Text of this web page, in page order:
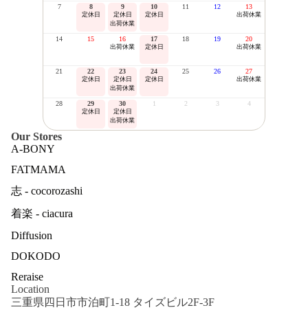
7 8
定休日
9
定休日
出荷休業
10
定休日
11 12 13
出荷休業
14 15 16
出荷休業
17
定休日
18 19 20
出荷休業
21 22
定休日
23
定休日
出荷休業
24
定休日
25 26 27
出荷休業
28 29
定休日
30
定休日
出荷休業
1 2 3 4
Our Stores
A-BONY
FATMAMA
志 - cocorozashi
着楽 - ciacura
Diffusion
DOKODO
Reraise
Location
三重県四日市市泊町1-18 タイズビル2F-3F